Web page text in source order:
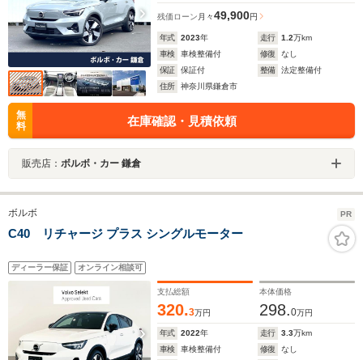
残価ローン 月々49,900円
年式 2023年 走行 1.2万km
車検
車検整備付 修復
なし
保証
保証付 整備
法定整備付
住所
神奈川県鎌倉市
無
料
在庫確認・見積依頼
販売店： ボルボ・カー 鎌倉
ボルボ PR
C40 リチャージ プラス シングルモーター
ディーラー保証 オンライン相談可
支払総額
320.3万円
本体価格
298.0万円
年式 2022年 走行 3.3万km
車検
車検整備付 修復
なし